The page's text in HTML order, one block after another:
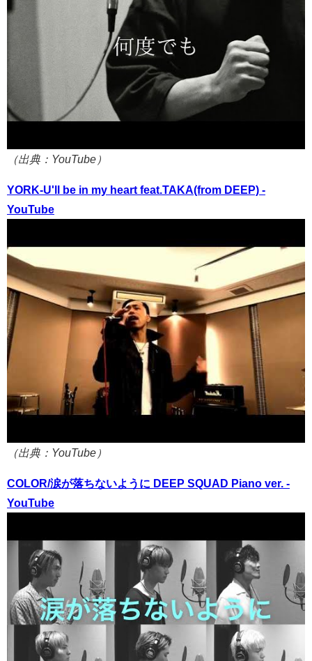
（出典：YouTube）
YORK-U'll be in my heart feat.TAKA(from DEEP) -
YouTube
（出典：YouTube）
COLOR/涙が落ちないように DEEP SQUAD Piano ver. -
YouTube